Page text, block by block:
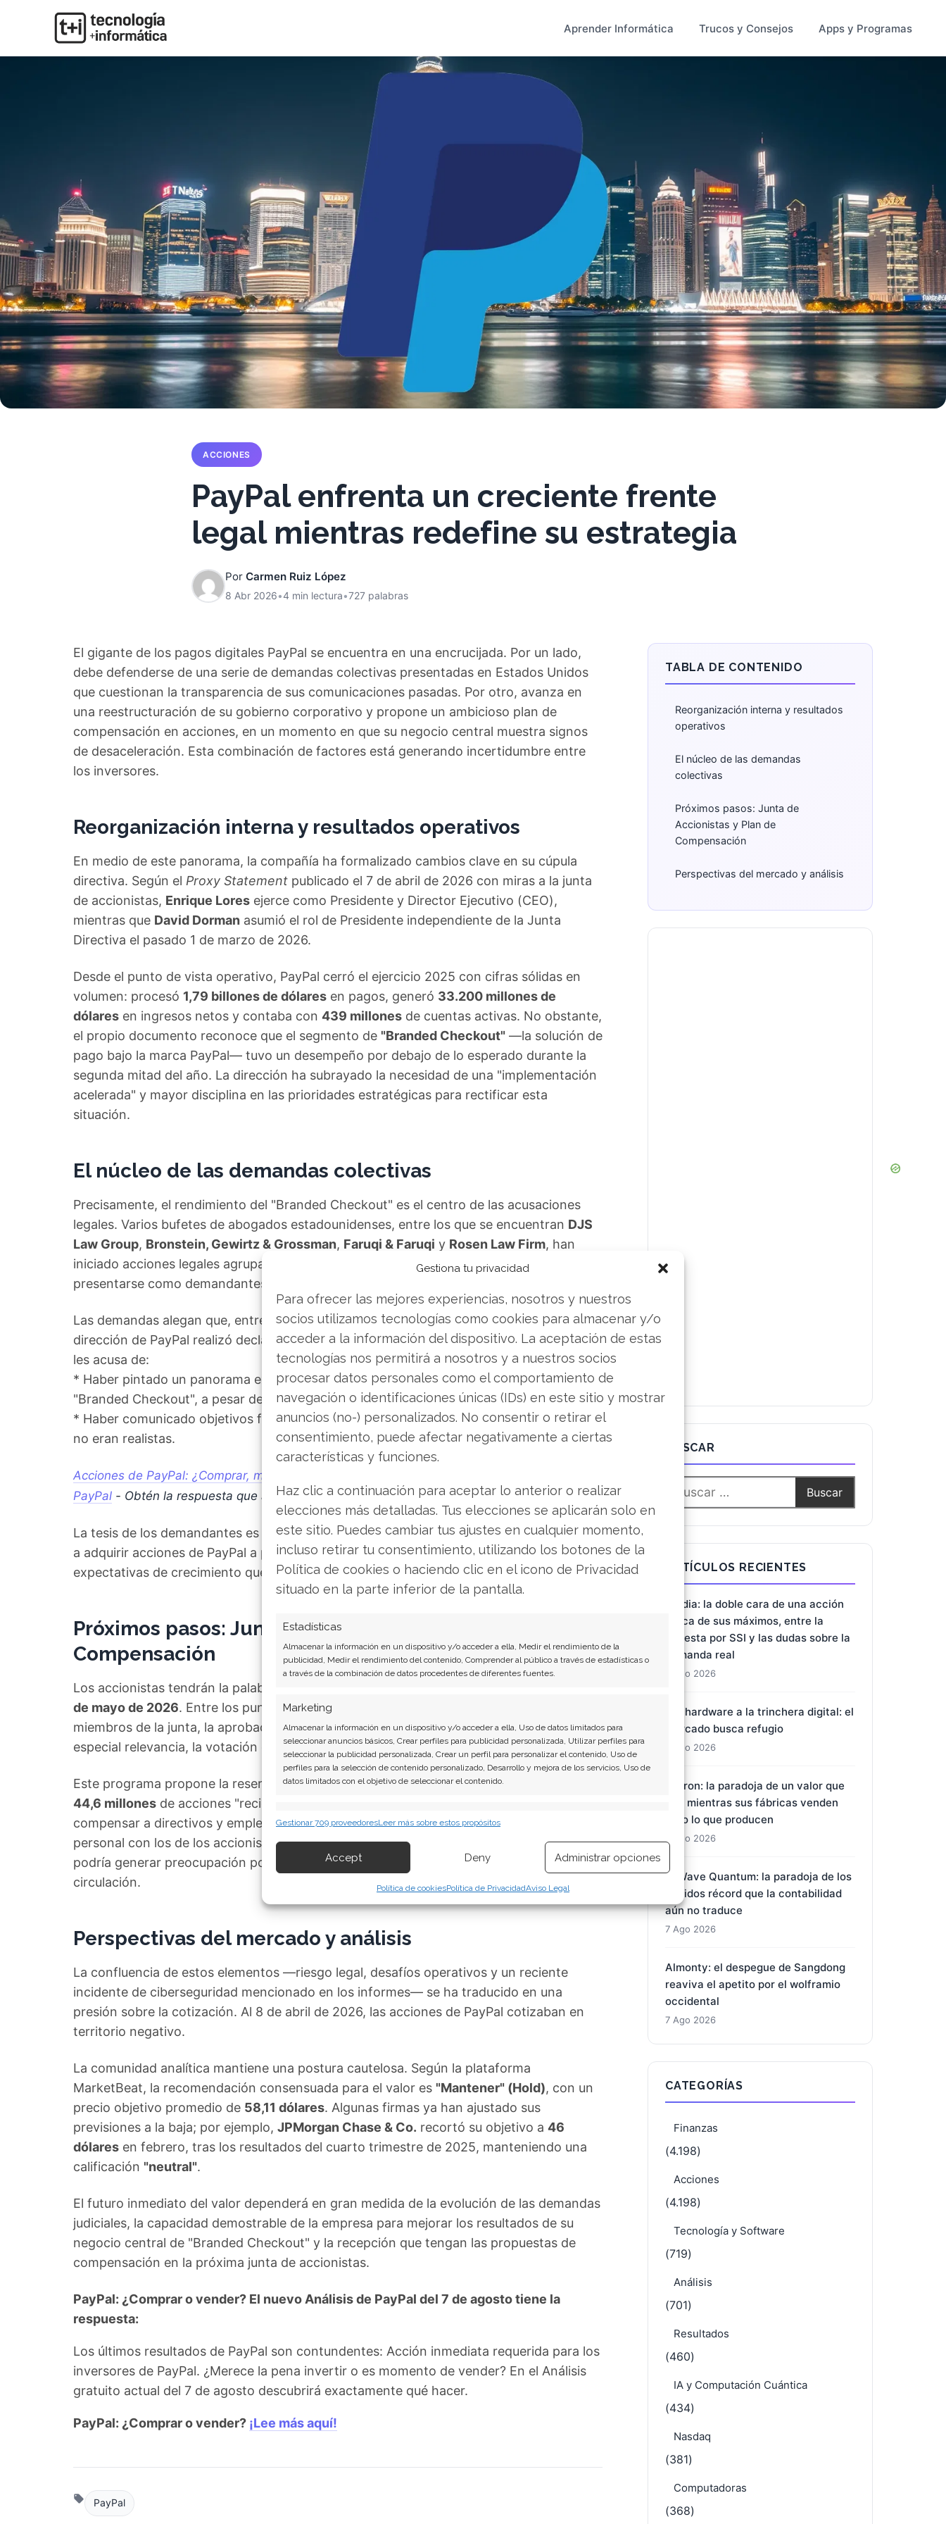
Gestiona tu privacidad
Para ofrecer las mejores experiencias, nosotros y nuestros
socios utilizamos tecnologías como cookies para almacenar y/o
acceder a la información del dispositivo. La aceptación de estas
tecnologías nos permitirá a nosotros y a nuestros socios
procesar datos personales como el comportamiento de
navegación o identificaciones únicas (IDs) en este sitio y mostrar
anuncios (no-) personalizados. No consentir o retirar el
consentimiento, puede afectar negativamente a ciertas
características y funciones.
Haz clic a continuación para aceptar lo anterior o realizar
elecciones más detalladas. Tus elecciones se aplicarán solo en
este sitio. Puedes cambiar tus ajustes en cualquier momento,
incluso retirar tu consentimiento, utilizando los botones de la
Política de cookies o haciendo clic en el icono de Privacidad
situado en la parte inferior de la pantalla.
Estadísticas
Almacenar la información en un dispositivo y/o acceder a ella, Medir el rendimiento de la
publicidad, Medir el rendimiento del contenido, Comprender al público a través de estadísticas o
a través de la combinación de datos procedentes de diferentes fuentes.
Marketing
Almacenar la información en un dispositivo y/o acceder a ella, Uso de datos limitados para
seleccionar anuncios básicos, Crear perfiles para publicidad personalizada, Utilizar perfiles para
seleccionar la publicidad personalizada, Crear un perfil para personalizar el contenido, Uso de
perfiles para la selección de contenido personalizado, Desarrollo y mejora de los servicios, Uso de
datos limitados con el objetivo de seleccionar el contenido.
información transmitida de forma automática.
Garantizar la seguridad, evitar y detectar fraudes, y eliminar
fallos, Ofrecer y presentar publicidad y contenido, Guardar y
Siempre activo
Gestionar 709 proveedoresLeer más sobre estos propósitos
Accept Deny Administrar opciones
Política de cookiesPolítica de PrivacidadAviso Legal
Aprender Informática Trucos y Consejos Apps y Programas
ACCIONES
PayPal enfrenta un creciente frente
legal mientras redefine su estrategia
Por Carmen Ruiz López
8 Abr 2026•4 min lectura•727 palabras
El gigante de los pagos digitales PayPal se encuentra en una encrucijada. Por un lado,
debe defenderse de una serie de demandas colectivas presentadas en Estados Unidos
que cuestionan la transparencia de sus comunicaciones pasadas. Por otro, avanza en
una reestructuración de su gobierno corporativo y propone un ambicioso plan de
compensación en acciones, en un momento en que su negocio central muestra signos
de desaceleración. Esta combinación de factores está generando incertidumbre entre
los inversores.
Reorganización interna y resultados operativos
En medio de este panorama, la compañía ha formalizado cambios clave en su cúpula
directiva. Según el Proxy Statement publicado el 7 de abril de 2026 con miras a la junta
de accionistas, Enrique Lores ejerce como Presidente y Director Ejecutivo (CEO),
mientras que David Dorman asumió el rol de Presidente independiente de la Junta
Directiva el pasado 1 de marzo de 2026.
Desde el punto de vista operativo, PayPal cerró el ejercicio 2025 con cifras sólidas en
volumen: procesó 1,79 billones de dólares en pagos, generó 33.200 millones de
dólares en ingresos netos y contaba con 439 millones de cuentas activas. No obstante,
el propio documento reconoce que el segmento de "Branded Checkout" —la solución de
pago bajo la marca PayPal— tuvo un desempeño por debajo de lo esperado durante la
segunda mitad del año. La dirección ha subrayado la necesidad de una "implementación
acelerada" y mayor disciplina en las prioridades estratégicas para rectificar esta
situación.
El núcleo de las demandas colectivas
Precisamente, el rendimiento del "Branded Checkout" es el centro de las acusaciones
legales. Varios bufetes de abogados estadounidenses, entre los que se encuentran DJS
Law Group, Bronstein, Gewirtz & Grossman, Faruqi & Faruqi y Rosen Law Firm, han
iniciado acciones legales agrupadas (class actions) e instan a los inversores a
presentarse como demandantes principales antes del
Las demandas alegan que, entre el25 de febrero de 2025y el2 de febrero de 2026, la
dirección de PayPal realizó declaraciones potencialmente engañosas. En concreto, se
les acusa de:
* Haber pintado un panorama excesivamente optimista del potencial de crecimiento del
"Branded Checkout", a pesar de conocer problemas internos en el área de ventas.
* Haber comunicado objetivos financieros para2027que, en el momento de su anuncio,
no eran realistas.
Acciones de PayPal: ¿Comprar, mantener o vender? Descarga gratuita de tu análisis de
PayPal - Obtén la respuesta que andabas buscando.
La tesis de los demandantes es que esta supuesta falta de claridad llevó a los inversores
a adquirir acciones de PayPal a precios artificialmente inflados, basándose en
expectativas de crecimiento que no se materializarían.
Próximos pasos: Junta de Accionistas y Plan de
Compensación
Los accionistas tendrán la palabra en la asamblea general virtual convocada para el
de mayo de 2026. Entre los puntos clave del orden del día figuran la elección de
miembros de la junta, la aprobación de la compensación de los altos ejecutivos y, de
especial relevancia, la votación de un nuevoPlan de Incentivos de Capital.
Este programa propone la reserva de hasta39,1 millonesde acciones nuevas y hasta
44,6 millones de acciones "recicladas" (provenientes de planes anteriores) para
compensar a directivos y empleados. El objetivo declarado es alinear los intereses del
personal con los de los accionistas, aunque la emisión de nuevas acciones también
podría generar preocupación por una posible dilución del valor de las acciones en
circulación.
Perspectivas del mercado y análisis
La confluencia de estos elementos —riesgo legal, desafíos operativos y un reciente
incidente de ciberseguridad mencionado en los informes— se ha traducido en una
presión sobre la cotización. Al 8 de abril de 2026, las acciones de PayPal cotizaban en
territorio negativo.
La comunidad analítica mantiene una postura cautelosa. Según la plataforma
MarketBeat, la recomendación consensuada para el valor es "Mantener" (Hold), con un
precio objetivo promedio de 58,11 dólares. Algunas firmas ya han ajustado sus
previsiones a la baja; por ejemplo, JPMorgan Chase & Co. recortó su objetivo a 46
dólares en febrero, tras los resultados del cuarto trimestre de 2025, manteniendo una
calificación "neutral".
El futuro inmediato del valor dependerá en gran medida de la evolución de las demandas
judiciales, la capacidad demostrable de la empresa para mejorar los resultados de su
negocio central de "Branded Checkout" y la recepción que tengan las propuestas de
compensación en la próxima junta de accionistas.
PayPal: ¿Comprar o vender? El nuevo Análisis de PayPal del 7 de agosto tiene la
respuesta:
Los últimos resultados de PayPal son contundentes: Acción inmediata requerida para los
inversores de PayPal. ¿Merece la pena invertir o es momento de vender? En el Análisis
gratuito actual del 7 de agosto descubrirá exactamente qué hacer.
PayPal: ¿Comprar o vender? ¡Lee más aquí!
PayPal
TABLA DE CONTENIDO
Reorganización interna y resultados
operativos
El núcleo de las demandas
colectivas
Próximos pasos: Junta de
Accionistas y Plan de
Compensación
Perspectivas del mercado y análisis
BUSCAR
ARTÍCULOS RECIENTES
Nvidia: la doble cara de una acción
cerca de sus máximos, entre la
apuesta por SSI y las dudas sobre la
demanda real
7 Ago 2026
Del hardware a la trinchera digital: el
mercado busca refugio
7 Ago 2026
Micron: la paradoja de un valor que
cae mientras sus fábricas venden
todo lo que producen
7 Ago 2026
D-Wave Quantum: la paradoja de los
pedidos récord que la contabilidad
aún no traduce
7 Ago 2026
Almonty: el despegue de Sangdong
reaviva el apetito por el wolframio
occidental
7 Ago 2026
CATEGORÍAS
Finanzas
(4.198)
Acciones
(4.198)
Tecnología y Software
(719)
Análisis
(701)
Resultados
(460)
IA y Computación Cuántica
(434)
Nasdaq
(381)
Computadoras
(368)